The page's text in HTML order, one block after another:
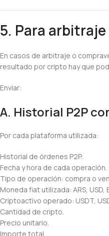
5. Para
En casos de arbitraje o
resultado por cripto hay que
Enviar:
A. Historial P2P
Por cada plataforma utilizada:
Historial de órdenes P2P.
Fecha y hora de cada operación.
Tipo de operación: compra o
Moneda fiat utilizada: ARS, USD,
Criptoactivo operado: USDT,
Cantidad de cripto.
Precio unitario.
Importe total.